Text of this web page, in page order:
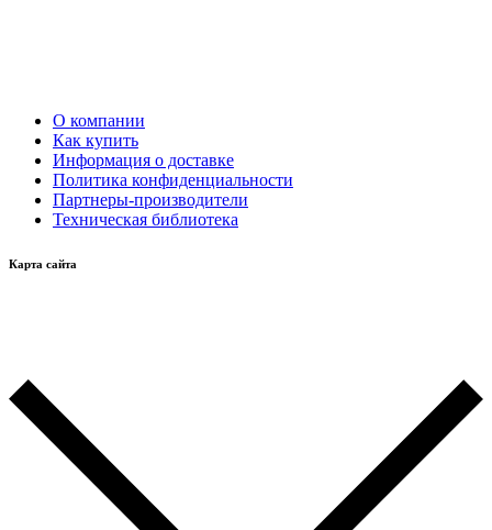
О компании
Как купить
Информация о доставке
Политика конфиденциальности
Партнеры-производители
Техническая библиотека
Карта сайта